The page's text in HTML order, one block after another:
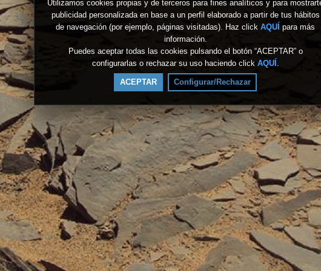
Utilizamos cookies propias y de terceros para fines analíticos y para
publicidad personalizada en base a un perfil elaborado a partir de tus hábitos
de navegación (por ejemplo, páginas visitadas). Haz click AQUÍ para más
información.
Puedes aceptar todas las cookies pulsando el botón “ACEPTAR” o
configurarlas o rechazar su uso haciendo click AQUÍ .
ACEPTAR Configurar/Rechazar